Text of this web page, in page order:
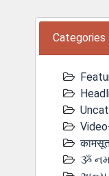
Categories
ૐ